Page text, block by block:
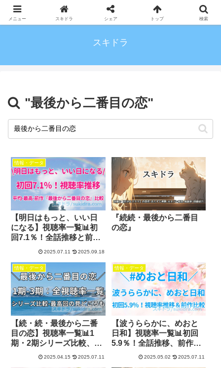
スキドラ
"最後から二番目の恋"
情報・データ
【明日はもっと、いい日
になる】視聴率一覧📊初
回7.1％！全話推移と前ド
ラマ『最後から二番目の
2025.07.11 2025.09.18
『続続・最後から二番目
の恋』
情報・データ
【続・続・最後から二番
目の恋】視聴率一覧📊1
期・2期シリーズ比較、最
高回の見どころも
2025.04.15 2025.07.11
情報・データ
【波うららかに、めおと
日和】視聴率一覧📊初回
5.9％！全話推移、前作
「日本一の最低男」とも
2025.05.02 2025.07.11
メニュー スキドラ シェア トップ 検索